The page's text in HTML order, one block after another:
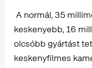
A normál, 35
keskenyebb, 16
olcsóbb gyártást
keskenyfilmes